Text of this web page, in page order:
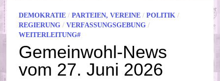
DEMOKRATIE /PARTEIEN, VEREINE /POLITIK /
REGIERUNG /VERFASSUNGSGEBUNG /
WEITERLEITUNG#
Gemeinwohl-News
vom 27. Juni 2026